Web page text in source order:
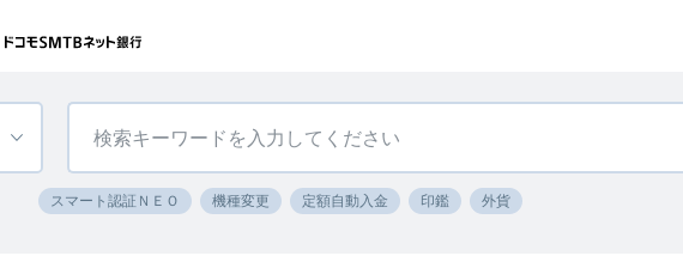
スマート認証ＮＥＯ 機種変更 定額自動入金 印鑑 外貨